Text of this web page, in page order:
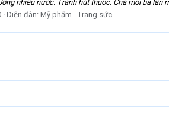
nhiều nước. Tránh hút thuốc. Chà môi ba lần
Diễn đàn: Mỹ phẩm - Trang sức